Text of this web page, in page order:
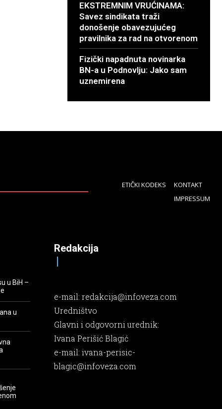
EKSTREMNIM VRUĆINAMA:
Savez sindikata traži
donošenje obavezujućeg
pravilnika za rad na otvorenom
Fizički napadnuta novinarka
BN-a u Podnovlju: Jako sam
uznemirena
ETIČKI KODEKS
KONTAKT
IMPRESSUM
u BiH –
u
Redakcija
e-mail:redakcija@infoveza.com
Uredništvo
Glavni i odgovorni urednik:
Ivana Perišić Blagić
e-mail:ivana-perisic-
blagic@infoveza.com